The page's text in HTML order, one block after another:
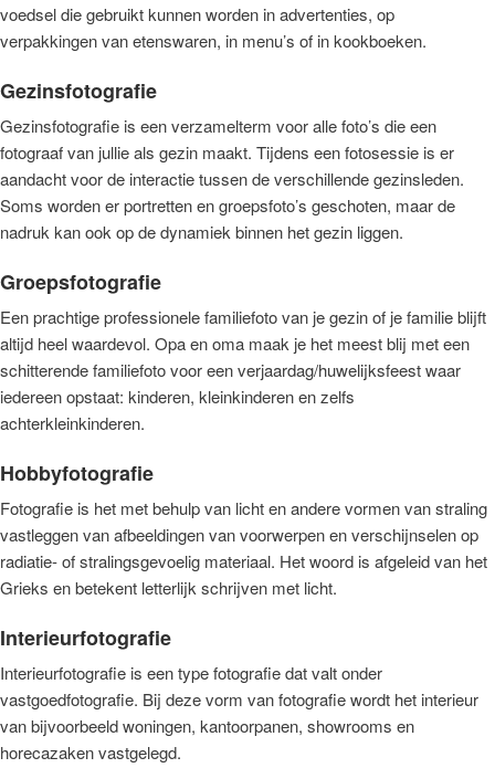
voedsel die gebruikt kunnen worden in advertenties, op
verpakkingen van etenswaren, in menu’s of in kookboeken.
Gezinsfotografie
Gezinsfotografie is een verzamelterm voor alle foto’s die een
fotograaf van jullie als gezin maakt. Tijdens een fotosessie is er
aandacht voor de interactie tussen de verschillende gezinsleden.
Soms worden er portretten en groepsfoto’s geschoten, maar de
nadruk kan ook op de dynamiek binnen het gezin liggen.
Groepsfotografie
Een prachtige professionele familiefoto van je gezin of je familie blijft
altijd heel waardevol. Opa en oma maak je het meest blij met een
schitterende familiefoto voor een verjaardag/huwelijksfeest waar
iedereen opstaat: kinderen, kleinkinderen en zelfs
achterkleinkinderen.
Hobbyfotografie
Fotografie is het met behulp van licht en andere vormen van straling
vastleggen van afbeeldingen van voorwerpen en verschijnselen op
radiatie- of stralingsgevoelig materiaal. Het woord is afgeleid van het
Grieks en betekent letterlijk schrijven met licht.
Interieurfotografie
Interieurfotografie is een type fotografie dat valt onder
vastgoedfotografie. Bij deze vorm van fotografie wordt het interieur
van bijvoorbeeld woningen, kantoorpanen, showrooms en
horecazaken vastgelegd.